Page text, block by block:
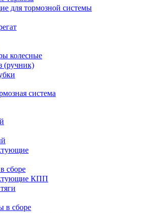
для тормозной системы
колесные
(ручник)
система
сборе
КПП
в сборе